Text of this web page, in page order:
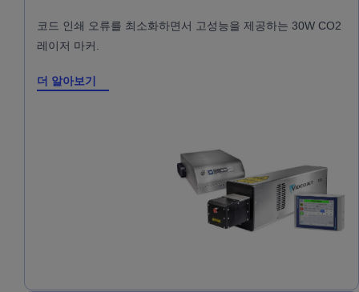
코드 인쇄 오류를 최소화하면서 고성능을 제공하는 30W CO2
레이저 마커.
더 알아보기